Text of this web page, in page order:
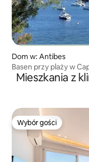
Dom w: Antibes
Basen przy plaży w
Mieszkania z
Wybór gości
Wybór gości